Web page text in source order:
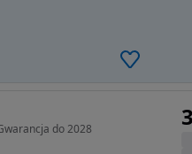
do 2028